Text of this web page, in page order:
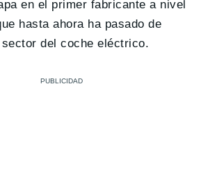
en el primer fabricante a nivel
hasta ahora ha pasado de
del coche eléctrico.